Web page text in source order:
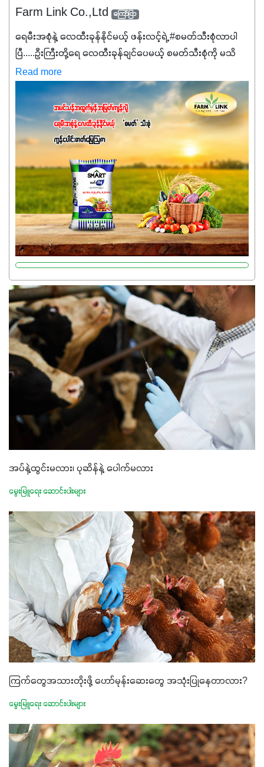
Farm Link Co.,Ltd ကြော်ငြာ
ရေမီးအစုံနဲ့ လေထီးခုန်နိုင်မယ့် ဖန်းလင့်ရဲ့ #စမတ်သီးစုံလာပါ
ပြီ.....ဦးကြီးတို့ရေ ‌လေထီးခုန်ချင်ပေမယ့် စမတ်သီးစုံကို မသိ
သေးရင်တော့ ဒီစာလေးကို ဆက်ဖတ်‌ပေးပါ #စမတ်သီးစုံဆိုတာ
အပင်တိုင်းအတွက် အဓိကအာဟာရNPK (19:7:8)နဲ့ #ဟူးမစ်
အက်စစ်တို့ အချိုးကျ ပေါင်းစပ်ထားတဲ့ ကွန်ပေါင်း
ဓာတ်မြေဩဇာဖြစ်ပါတယ်။ အဓိကအကျိုးကျေးဇူးတွေအနေနဲ့
ကတော့ နိုက်ထရိုဂျင် 19%ပါဝင်တဲ့အတွက် ကလိုရိုဖီးလ်ဖွဲ့စည်း
မှုကို အားပေးကာ သီးနှံပင်များ၏အရွက်များစိမ်းလန်းသန်စွမ်း
ပြီး အစာချက်လုပ်မှုအားကောင်းစေပါတယ်။ အပင်၏ပင်ပိုင်း
ကြီးထွားမှုကို တိုးမြင့်စေကာ အပင်သန်၍ အကြီးမြန်စေပါတယ်။
သင့်တော်တဲ့ Phosphorus 7%ပါဝင်မှုကြောင့် အပင်ရဲ့ အမြစ်
ဖွဲ့စည်းတည်ဆောက်မှုကို ပို၍သန်မာလာအောင် အားပေးပါ
တယ်။ ဒါ့အပြင် ပန်းပွင့်ခြင်း၊အသီးသီးခြင်း၊အစေ့တည်ခြင်း
လုပ်ငန်းစဉ်များကိုလည်း အားပေးပါတယ်။ လုံလောက်တဲ့
Potassium 8%က အပင်ရဲ့ ရောဂါဒဏ်၊ရာသီဥတုဒဏ်ခံနိုင်ရည်
ရှိမှုကို မြင့်တက်စေပြီး အသီးအရည်အသွေး၊ အရွယ်အစားနဲ့
အရသာ ပိုမိုကောင်းမွန်စေဖို့အတွက် လိုအပ်တဲ့အာဟာရဓာတ်
ဖြစ်ပါတယ်။ ဟူးမစ်အက်စစ်ပါဝင်ပေါင်းစပ်ထားတဲ့အတွက်
အာဟာရဓာတ်စုပ်ယူမှုကောင်းမွန်လာခြင်း၊မြေဆီလွှာဖွဲ့စည်းပုံ
နှင့်ရေထိန်းနိုင်စွမ်းအားကောင်းလာခြင်းအပါအဝင်
အကျိုးကျေးဇူးများစွာကိုရရှိစေမှာဖြစ်ပါတယ်။ စပါးအပါအဝင်
နှံစားသီးနှံများ၊ပဲအမျိုးမျိုး၊ဟင်းသီးဟင်းရွက်နဲ့ ဥယျာဉ်ခြံသီးနှံ
အားလုံးမှာ အသုံးပြုနိုင်တယ်ဆိုတော့ တစ်မျိုးတည်းနဲ့ အားလုံး
ပါဖက်(perfect)မယ့် စမတ်သီးစုံနော် အရွေးမမှားတာသေချာပြီ
မလို့ အတွေးမများဘဲ သီးနှံတိုင်းကြီးထွားအောင် ဖန်းလင့်ရဲ့ #စ
မတ်သီးစုံကို သုံးကြပါစို့....
Read more
အပ်နဲ့ထွင်းမလား၊ ပုဆိန်နဲ့ ပေါက်မလား
မွေးမြူရေး ဆောင်းပါးများ
ကြက်တွေအသားတိုးဖို့ ဟော်မုန်းဆေးတွေ အသုံးပြုနေတာလား?
မွေးမြူရေး ဆောင်းပါးများ